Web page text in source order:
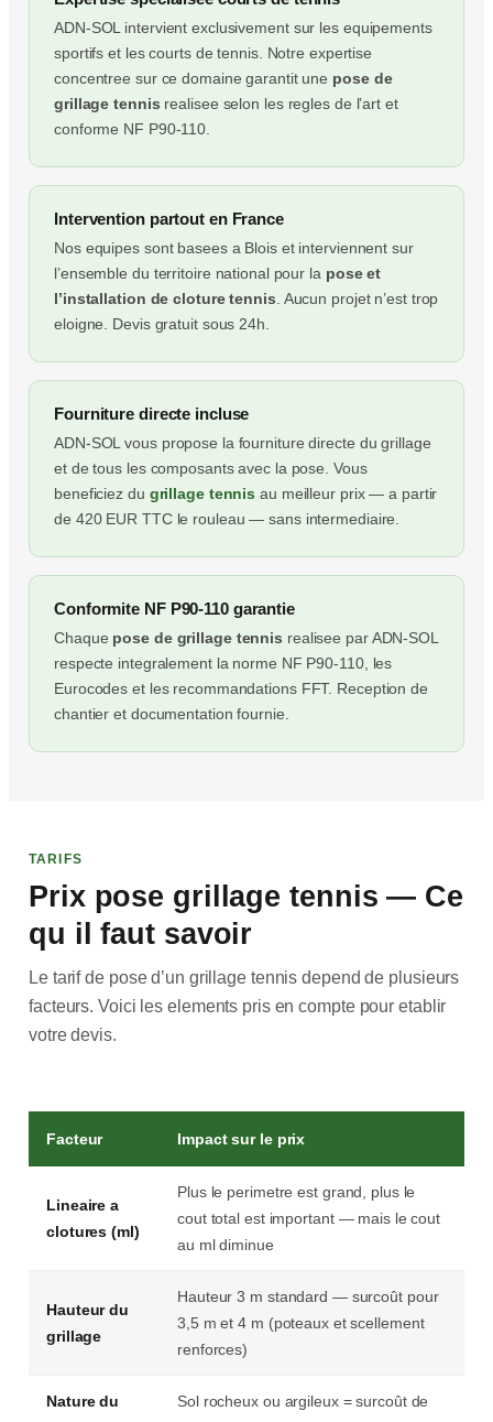
ADN-SOL intervient exclusivement sur les equipements
sportifs et les courts de tennis. Notre expertise
concentree sur ce domaine garantit une pose de
grillage tennis realisee selon les regles de l’art et
conforme NF P90-110.
Intervention partout en France
Nos equipes sont basees a Blois et interviennent sur
l’ensemble du territoire national pour la pose et
l’installation de cloture tennis . Aucun projet n’est trop
eloigne. Devis gratuit sous 24h.
Fourniture directe incluse
ADN-SOL vous propose la fourniture directe du grillage
et de tous les composants avec la pose. Vous
beneficiez du grillage tennis au meilleur prix — a partir
de 420 EUR TTC le rouleau — sans intermediaire.
Conformite NF P90-110 garantie
Chaque pose de grillage tennis realisee par ADN-SOL
respecte integralement la norme NF P90-110, les
Eurocodes et les recommandations FFT. Reception de
chantier et documentation fournie.
TARIFS
Prix pose grillage tennis — Ce
qu il faut savoir
Le tarif de pose d’un grillage tennis depend de plusieurs
facteurs. Voici les elements pris en compte pour etablir
votre devis.
Facteur Impact sur le prix
Lineaire a
clotures (ml)
Plus le perimetre est grand, plus le
cout total est important — mais le cout
au ml diminue
Hauteur du
grillage
Hauteur 3 m standard — surcoût pour
3,5 m et 4 m (poteaux et scellement
renforces)
Nature du
Sol rocheux ou argileux = surcoût de